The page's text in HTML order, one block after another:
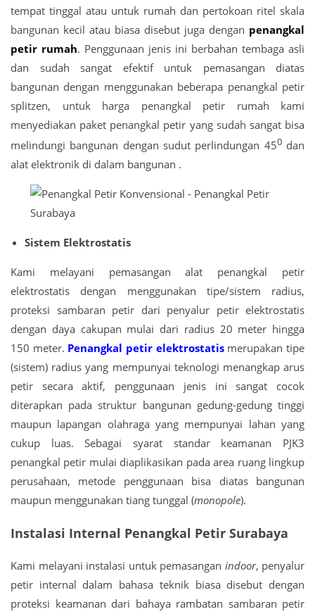
tempat tinggal atau untuk rumah dan pertokoan ritel skala
bangunan kecil atau biasa disebut juga dengan penangkal
petir rumah. Penggunaan jenis ini berbahan tembaga asli
dan sudah sangat efektif untuk pemasangan diatas
bangunan dengan menggunakan beberapa penangkal petir
splitzen, untuk harga penangkal petir rumah kami
menyediakan paket penangkal petir yang sudah sangat bisa
melindungi bangunan dengan sudut perlindungan 450dan
alat elektronik di dalam bangunan .
Sistem Elektrostatis
Kami melayani pemasangan alat penangkal petir
elektrostatis dengan menggunakan tipe/sistem radius,
proteksi sambaran petir dari penyalur petir elektrostatis
dengan daya cakupan mulai dari radius 20 meter hingga
150 meter. Penangkal petir elektrostatismerupakan tipe
(sistem) radius yang mempunyai teknologi menangkap arus
petir secara aktif, penggunaan jenis ini sangat cocok
diterapkan pada struktur bangunan gedung-gedung tinggi
maupun lapangan olahraga yang mempunyai lahan yang
cukup luas. Sebagai syarat standar keamanan PJK3
penangkal petir mulai diaplikasikan pada area ruang lingkup
perusahaan, metode penggunaan bisa diatas bangunan
maupun menggunakan tiang tunggal (monopole).
Instalasi Internal Penangkal Petir Surabaya
Kami melayani instalasi untuk pemasangan indoor, penyalur
petir internal dalam bahasa teknik biasa disebut dengan
proteksi keamanan dari bahaya rambatan sambaran petir